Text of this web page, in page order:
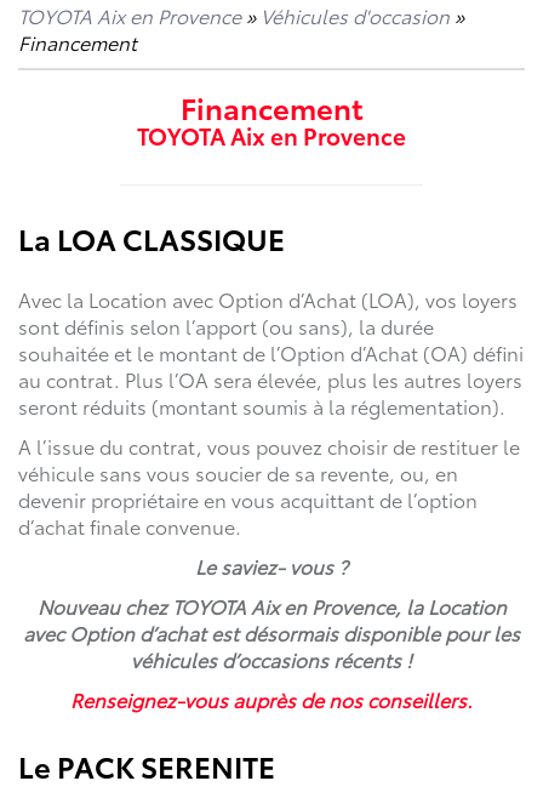
TOYOTA Aix en Provence» Véhicules d'occasion »
Financement
Financement
TOYOTA Aix en Provence
La LOA CLASSIQUE
Avec la Location avec Option d’Achat (LOA), vos loyers
sont définis selon l’apport (ou sans), la durée
souhaitée et le montant de l’Option d’Achat (OA) défini
au contrat. Plus l’OA sera élevée, plus les autres loyers
seront réduits (montant soumis à la réglementation).
A l’issue du contrat, vous pouvez choisir de restituer le
véhicule sans vous soucier de sa revente, ou, en
devenir propriétaire en vous acquittant de l’option
d’achat finale convenue.
Le saviez- vous ?
Nouveau chez TOYOTA Aix en Provence, la Location
avec Option d’achat est désormais disponible pour les
véhicules d’occasions récents !
Renseignez-vous auprès de nos conseillers.
Le PACK SERENITE